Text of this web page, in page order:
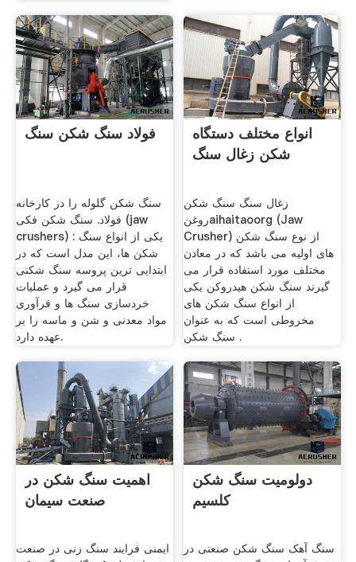
فولاد سنگ شکن سنگ
سنگ شکن گلوله را در کارخانه
فولاد. سنگ شکن فکی (jaw
crushers) : یکی از انواع سنگ
شکن ها، این مدل است که در
ابتدایی ترین پروسه سنگ شکنی
قرار می گیرد و عملیات
خردسازی سنگ ها و فرآوری
مواد معدنی و شن و ماسه را بر
عهده دارد.
انواع مختلف دستگاه
شکن زغال سنگ
زغال سنگ سنگ شکن
روغنaihaitaoorg (Jaw
Crusher) از نوع سنگ شکن
های اولیه می باشد که در معادن
مختلف مورد استفاده قرار می
گیرند سنگ شکن هیدروکن یکی
از انواع سنگ شکن های
مخروطی است که به عنوان
سنگ شکن .
اهمیت سنگ شکن در
صنعت سیمان
ایمنی فرایند سنگ زنی در صنعت
دولومیت سنگ شکن
کلسیم
سنگ آهک سنگ شکن صنعتی در